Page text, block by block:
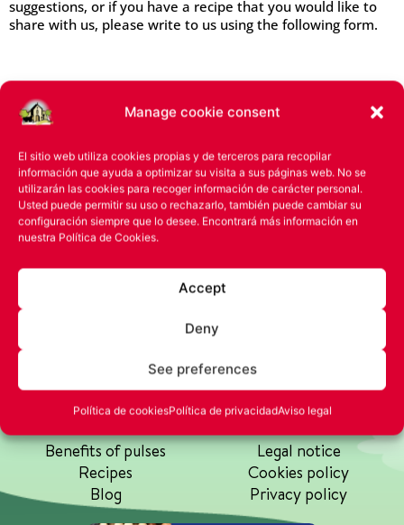
Manage cookie consent
El sitio web utiliza cookies propias y de terceros para recopilar
información que ayuda a optimizar su visita a sus páginas web. No se
utilizarán las cookies para recoger información de carácter personal.
Usted puede permitir su uso o rechazarlo, también puede cambiar su
configuración siempre que lo desee. Encontrará más información en
nuestra Política de Cookies.
Accept
Deny
See preferences
Política de cookiesPolítica de privacidadAviso legal
suggestions, or if you have a recipe that you would like to
share with us, please write to us using the following form.
La Pedriza Productos
Legumbres
Benefits of pulses
Recipes
Blog
Legal
Legal notice
Cookies policy
Privacy policy